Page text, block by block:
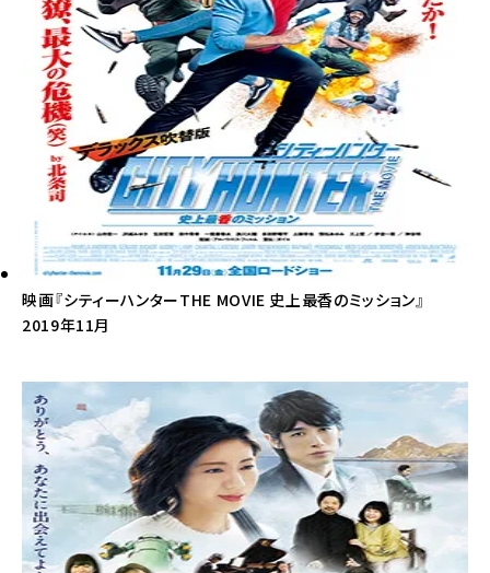
映画『シティーハンターTHE MOVIE 史上最香のミッション』
2019年11月